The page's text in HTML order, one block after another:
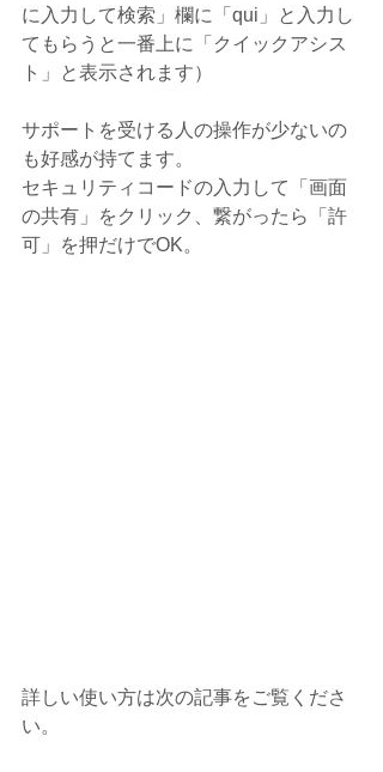
に入力して検索」欄に「qui」と入力し
てもらうと一番上に「クイックアシス
ト」と表示されます）
サポートを受ける人の操作が少ないの
も好感が持てます。
セキュリティコードの入力して「画面
の共有」をクリック、繋がったら「許
可」を押だけでOK。
詳しい使い方は次の記事をご覧くださ
い。